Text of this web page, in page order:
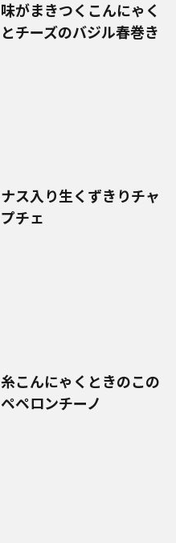
味がまきつくこんにゃく
とチーズのバジル春巻き
ナス入り生くずきりチャ
プチェ
糸こんにゃくときのこの
ペペロンチーノ